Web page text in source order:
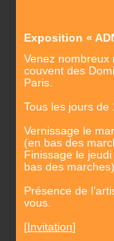
Exposition «
Venez
couvent des
Paris.
Tous les jours
Vernissage le
(en bas des
Finissage le
bas des
Présence de
vous.
[ Invitation]